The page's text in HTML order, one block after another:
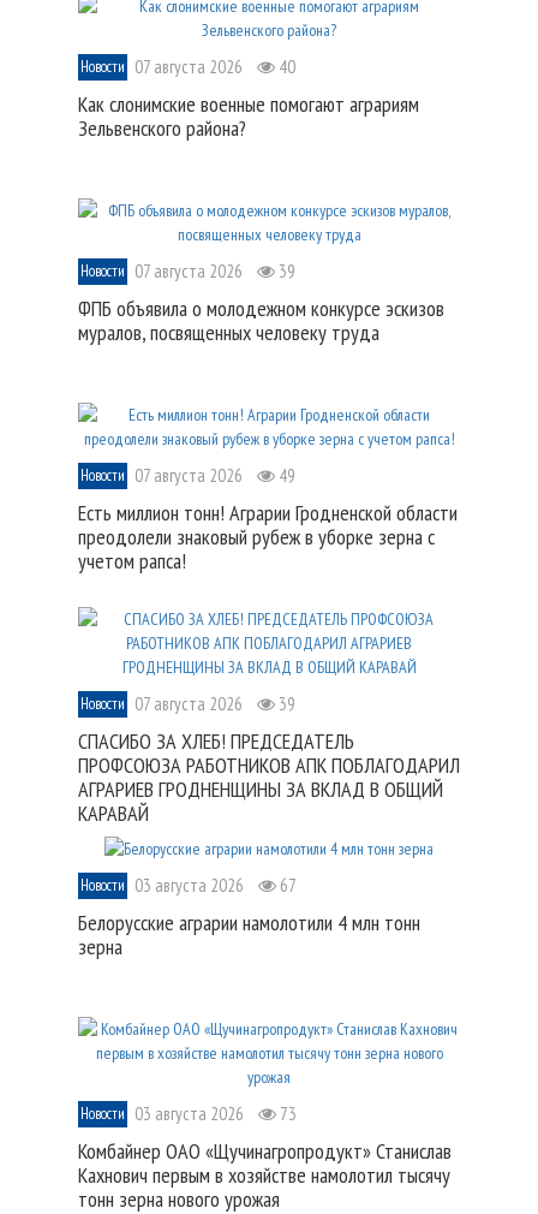
Новости 07 августа 2026 40
Как слонимские военные помогают аграриям
Зельвенского района?
Новости 07 августа 2026 39
ФПБ объявила о молодежном конкурсе эскизов
муралов, посвященных человеку труда
Новости 07 августа 2026 49
Есть миллион тонн! Аграрии Гродненской области
преодолели знаковый рубеж в уборке зерна с
учетом рапса!
Новости 07 августа 2026 39
СПАСИБО ЗА ХЛЕБ! ПРЕДСЕДАТЕЛЬ
ПРОФСОЮЗА РАБОТНИКОВ АПК ПОБЛАГОДАРИЛ
АГРАРИЕВ ГРОДНЕНЩИНЫ ЗА ВКЛАД В ОБЩИЙ
КАРАВАЙ
Новости 03 августа 2026 67
Белорусские аграрии намолотили 4 млн тонн
зерна
Новости 03 августа 2026 73
Комбайнер ОАО «Щучинагропродукт» Станислав
Кахнович первым в хозяйстве намолотил тысячу
тонн зерна нового урожая